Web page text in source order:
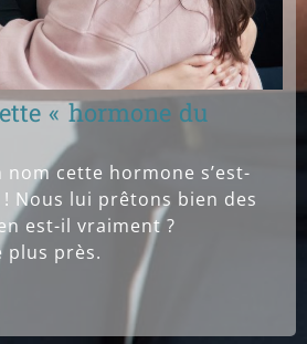
« hormone du
cette hormone s’est-
Nous lui prêtons bien des
est-il vraiment ?
plus près.